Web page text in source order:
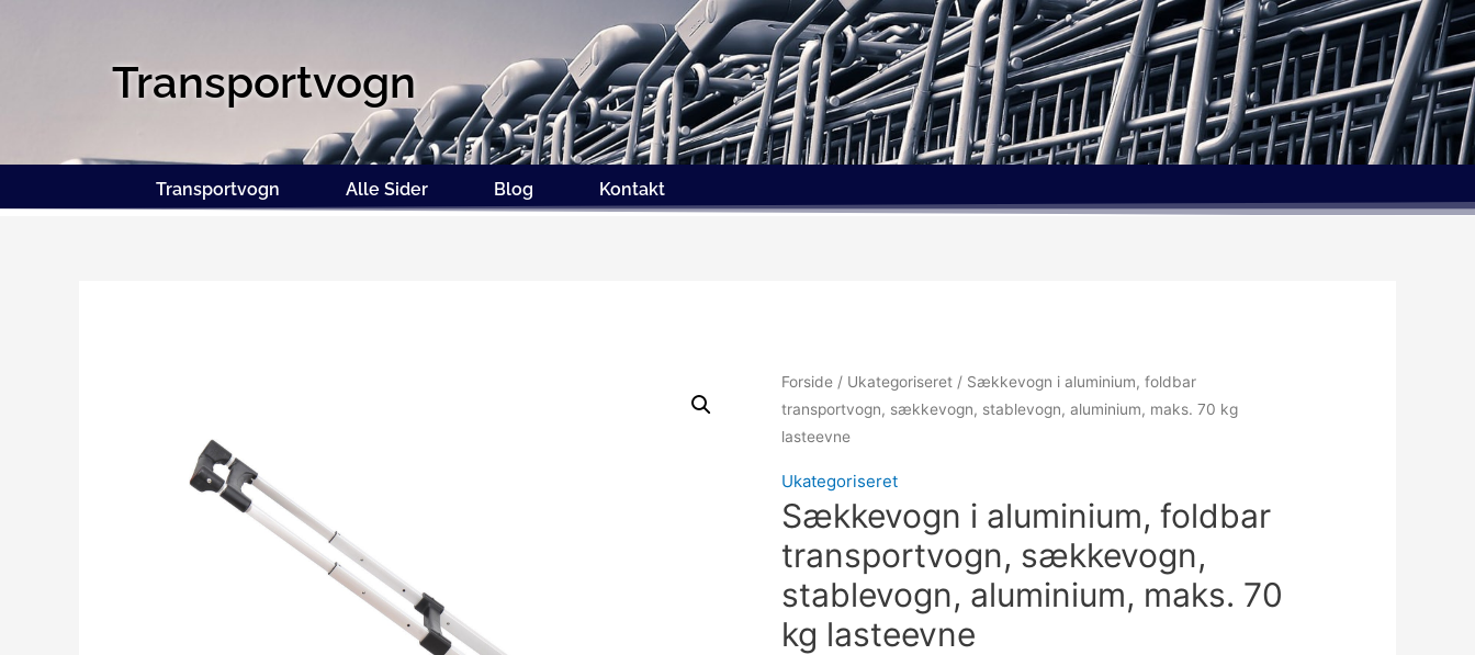
Transportvogn
Transportvogn Alle Sider Blog Kontakt
Forside / Ukategoriseret / Sækkevogn i aluminium, foldbar
transportvogn, sækkevogn, stablevogn, aluminium, maks. 70 kg
lasteevne
Ukategoriseret
Sækkevogn i aluminium, foldbar
transportvogn, sækkevogn,
stablevogn, aluminium, maks. 70
kg lasteevne